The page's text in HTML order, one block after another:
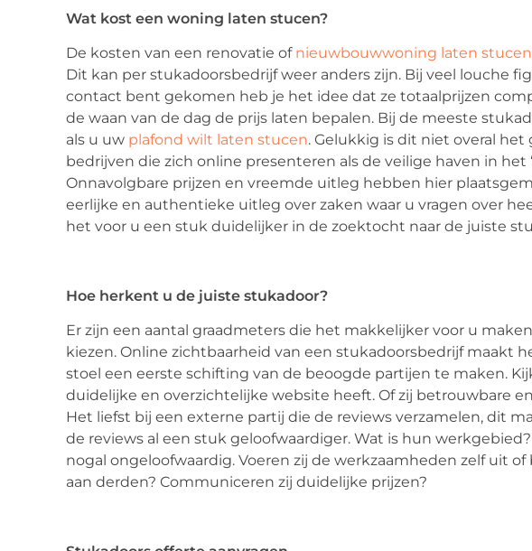
Wat kost een woning laten stucen?
De kosten van een renovatie of nieuwbouwwoning laten stucen
Dit kan per stukadoorsbedrijf weer anders zijn. Bij veel louche
contact bent gekomen heb je het idee dat ze totaalprijzen
de waan van de dag de prijs laten bepalen. Bij de meeste
als u uw plafond wilt laten stucen. Gelukkig is dit niet overal het
bedrijven die zich online presenteren als de veilige haven in het
Onnavolgbare prijzen en vreemde uitleg hebben hier
eerlijke en authentieke uitleg over zaken waar u vragen over
het voor u een stuk duidelijker in de zoektocht naar de juiste
Hoe herkent u de juiste stukadoor?
Er zijn een aantal graadmeters die het makkelijker voor u
kiezen. Online zichtbaarheid van een stukadoorsbedrijf maakt
stoel een eerste schifting van de beoogde partijen te maken.
duidelijke en overzichtelijke website heeft. Of zij betrouwbare
Het liefst bij een externe partij die de reviews verzamelen, dit
de reviews al een stuk geloofwaardiger. Wat is hun
nogal ongeloofwaardig. Voeren zij de werkzaamheden zelf uit
aan derden? Communiceren zij duidelijke prijzen?